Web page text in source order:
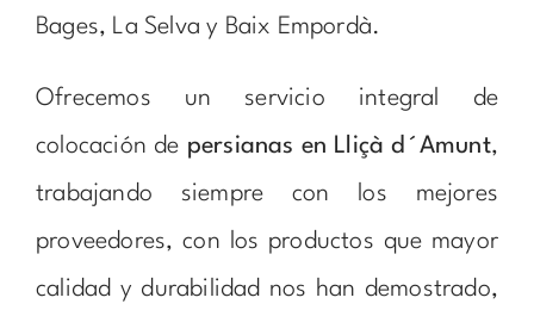
Bages, La Selva y Baix Empordà.
Ofrecemos un servicio integral de
colocación de persianas en Lliçà d´Amunt,
trabajando siempre con los mejores
proveedores, con los productos que mayor
calidad y durabilidad nos han demostrado,